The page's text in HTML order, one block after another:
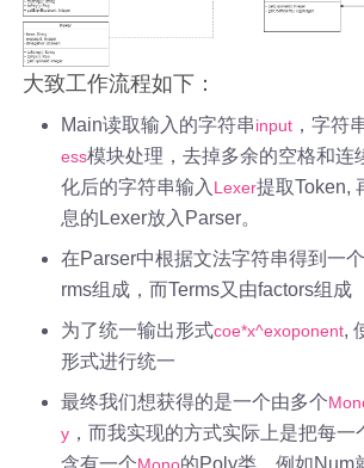
大致工作流程如下：
Main读取输入的字符串input ，字符
ess模块处理，去掉多余的空格和连
化后的字符串输入 Lexer提取Token,
息的Lexer放入Parser。
在Parser中根据文法字符串得到一
rms组成，而Terms又由factors组成
为了统一输出形式coe*x^exoponent,
形式进行统一
最终我们想获得的是一个由多个
y ，而我实现的方式实际上是把每一
含有一个
的Poly类，例如Num